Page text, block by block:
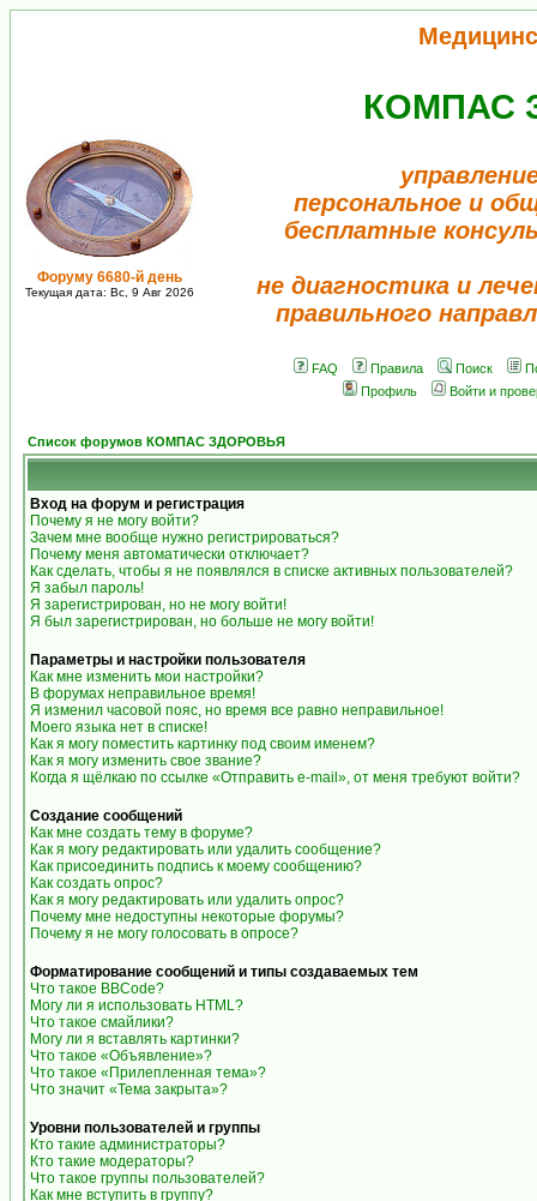
Форуму 6680-й день
Текущая дата: Вс, 9 Авг 2026
КОМПАС
персональное и
бесплатные
не диагностика и
правильного
FAQ Правила Поиск
Профиль
Войти и
Список форумов КОМПАС ЗДОРОВЬЯ
Вход на форум и регистрация
Почему я не могу войти?
Зачем мне вообще нужно регистрироваться?
Почему меня автоматически отключает?
Как сделать, чтобы я не появлялся в списке активных пользователей?
Я забыл пароль!
Я зарегистрирован, но не могу войти!
Я был зарегистрирован, но больше не могу войти!
Параметры и настройки пользователя
Как мне изменить мои настройки?
В форумах неправильное время!
Я изменил часовой пояс, но время все равно неправильное!
Моего языка нет в списке!
Как я могу поместить картинку под своим именем?
Как я могу изменить свое звание?
Когда я щёлкаю по ссылке «Отправить e-mail», от меня требуют войти?
Создание сообщений
Как мне создать тему в форуме?
Как я могу редактировать или удалить сообщение?
Как присоединить подпись к моему сообщению?
Как создать опрос?
Как я могу редактировать или удалить опрос?
Почему мне недоступны некоторые форумы?
Почему я не могу голосовать в опросе?
Форматирование сообщений и типы создаваемых тем
Что такое BBCode?
Могу ли я использовать HTML?
Что такое смайлики?
Могу ли я вставлять картинки?
Что такое «Объявление»?
Что такое «Прилепленная тема»?
Что значит «Тема закрыта»?
Уровни пользователей и группы
Кто такие администраторы?
Кто такие модераторы?
Что такое группы пользователей?
Как мне вступить в группу?